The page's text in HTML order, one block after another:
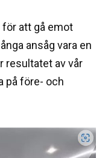
att gå emot
ansåg vara en
resultatet av vår
på före- och